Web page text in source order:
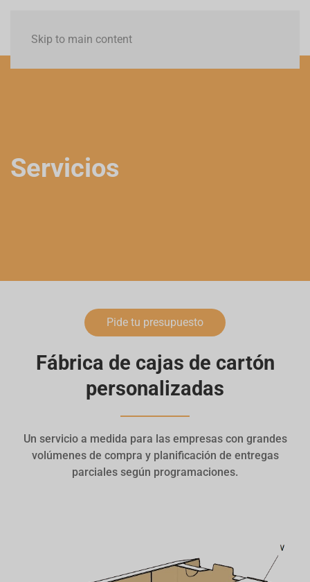
Skip to main content
Servicios
Pide tu presupuesto
Fábrica de cajas de cartón
personalizadas
Un servicio a medida para las empresas con grandes
volúmenes de compra y planificación de entregas
parciales según programaciones.